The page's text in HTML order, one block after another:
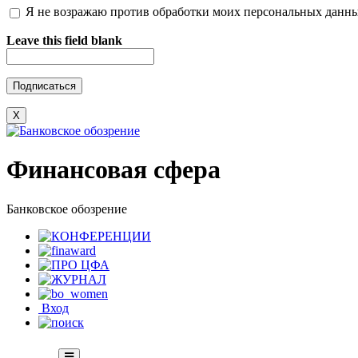
Я не возражаю против обработки моих персональных
Leave this field blank
X
Финансовая сфера
Банковское обозрение
Вход